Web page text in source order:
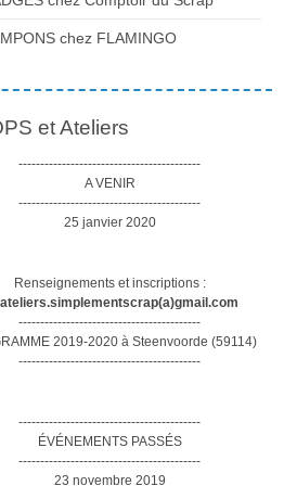
chez FLAMINGO
et Ateliers
------------------------------------------
A VENIR
------------------------------------------
25 janvier 2020
Renseignements et inscriptions :
------------------------------------------
2019-2020 à Steenvoorde (59114)
------------------------------------------
------------------------------------------
ÉVÉNEMENTS PASSÉS
------------------------------------------
23 novembre 2019